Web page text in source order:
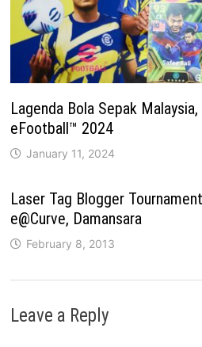
Lagenda Bola Sepak
eFootball™ 2024
January 11, 2024
Laser Tag Blogger
e@Curve, Damansara
February 8, 2013
Leave a Reply